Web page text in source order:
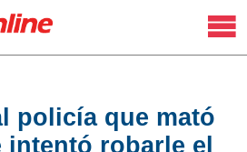
policía que mató
robarle el